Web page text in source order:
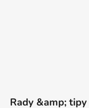
Rady &amp; tipy